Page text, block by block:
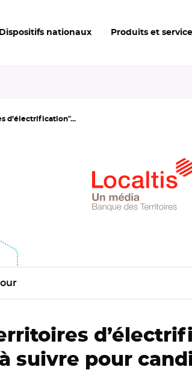
Dispositifs nationaux Produits et
d’électrification"...
suivre pour